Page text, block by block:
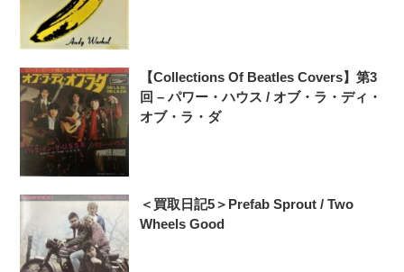
【Collections Of Beatles Covers】第3
回 – パワー・ハウス / オブ・ラ・ディ・
オブ・ラ・ダ
＜買取日記5＞Prefab Sprout / Two
Wheels Good